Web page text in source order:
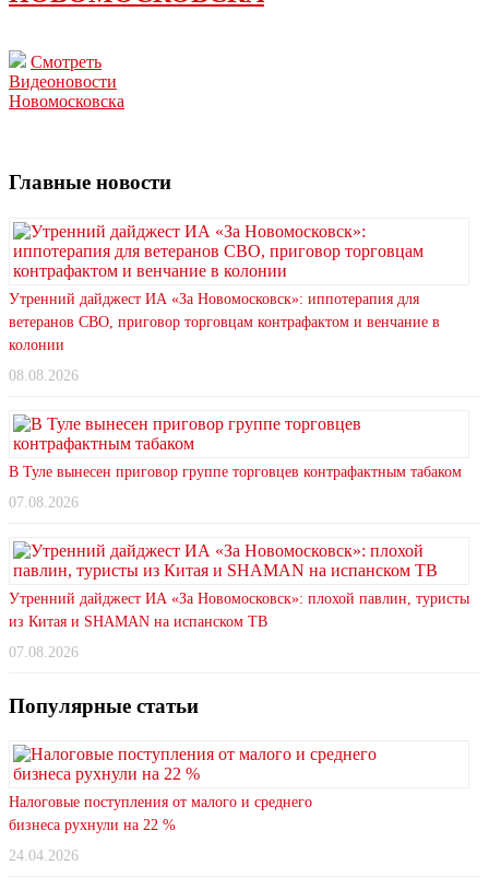
Смотреть
Видеоновости
Новомосковска
Главные новости
Утренний дайджест ИА «За Новомосковск»: иппотерапия для
ветеранов СВО, приговор торговцам контрафактом и венчание в
колонии
08.08.2026
В Туле вынесен приговор группе торговцев контрафактным табаком
07.08.2026
Утренний дайджест ИА «За Новомосковск»: плохой павлин, туристы
из Китая и SHAMAN на испанском ТВ
07.08.2026
Популярные статьи
Налоговые поступления от малого и среднего
бизнеса рухнули на 22 %
24.04.2026